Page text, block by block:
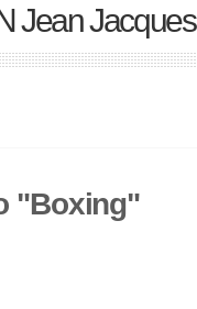
Jean Jacques
"Boxing"